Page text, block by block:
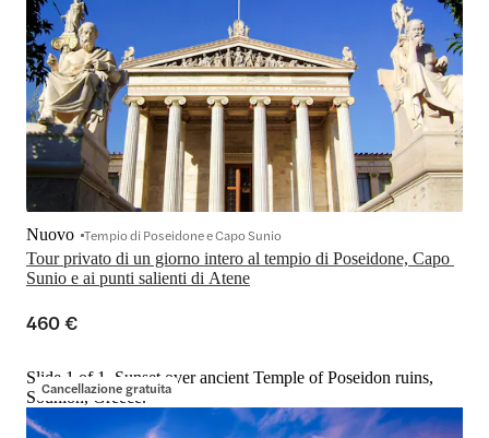
Tour privato di un giorno intero al tempio di Poseidone, Capo
Sunio e ai punti salienti di Atene
Nuovo Tempio di Poseidone e Capo Sunio
460 €
Cancellazione gratuita
Slide 1 of 1, Sunset over ancient Temple of Poseidon ruins,
Sounion, Greece.